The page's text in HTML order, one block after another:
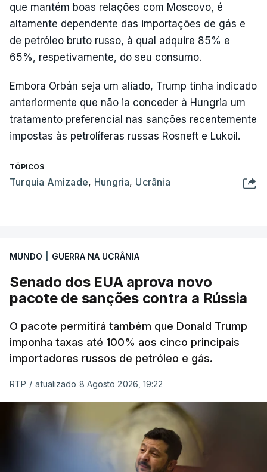
que mantém boas relações com Moscovo, é
altamente dependente das importações de gás e
de petróleo bruto russo, à qual adquire 85% e
65%, respetivamente, do seu consumo.
Embora Orbán seja um aliado, Trump tinha indicado
anteriormente que não ia conceder à Hungria um
tratamento preferencial nas sanções recentemente
impostas às petrolíferas russas Rosneft e Lukoil.
TÓPICOS
Turquia Amizade, Hungria, Ucrânia
MUNDO GUERRA NA UCRÂNIA
Senado dos EUA aprova novo
pacote de sanções contra a Rússia
O pacote permitirá também que Donald Trump
imponha taxas até 100% aos cinco principais
importadores russos de petróleo e gás.
RTP / atualizado 8 Agosto 2026, 19:22